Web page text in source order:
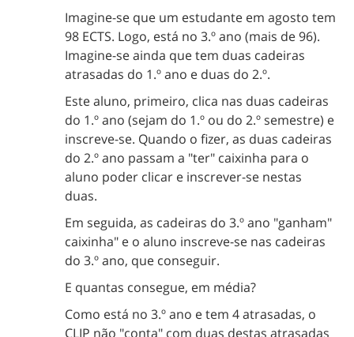
Imagine-se que um estudante em agosto tem
98 ECTS. Logo, está no 3.º ano (mais de 96).
Imagine-se ainda que tem duas cadeiras
atrasadas do 1.º ano e duas do 2.º.
Este aluno, primeiro, clica nas duas cadeiras
do 1.º ano (sejam do 1.º ou do 2.º semestre) e
inscreve-se. Quando o fizer, as duas cadeiras
do 2.º ano passam a "ter" caixinha para o
aluno poder clicar e inscrever-se nestas
duas.
Em seguida, as cadeiras do 3.º ano "ganham"
caixinha" e o aluno inscreve-se nas cadeiras
do 3.º ano, que conseguir.
E quantas consegue, em média?
Como está no 3.º ano e tem 4 atrasadas, o
CLIP não "conta" com duas destas atrasadas